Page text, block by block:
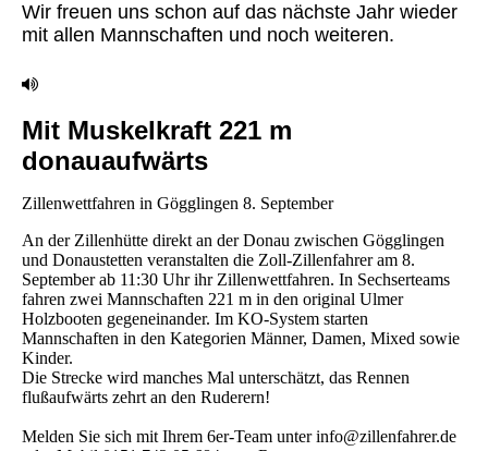
Wir freuen uns schon auf das nächste Jahr wieder
mit allen Mannschaften und noch weiteren.
Mit Muskelkraft 221 m
donauaufwärts
Zillenwettfahren in Gögglingen 8. September
An der Zillenhütte direkt an der Donau zwischen Gögglingen
und Donaustetten veranstalten die Zoll-Zillenfahrer am 8.
September ab 11:30 Uhr ihr Zillenwettfahren. In Sechserteams
fahren zwei Mannschaften 221 m in den original Ulmer
Holzbooten gegeneinander. Im KO-System starten
Mannschaften in den Kategorien Männer, Damen, Mixed sowie
Kinder.
Die Strecke wird manches Mal unterschätzt, das Rennen
flußaufwärts zehrt an den Ruderern!
Melden Sie sich mit Ihrem 6er-Team unter info@zillenfahrer.de